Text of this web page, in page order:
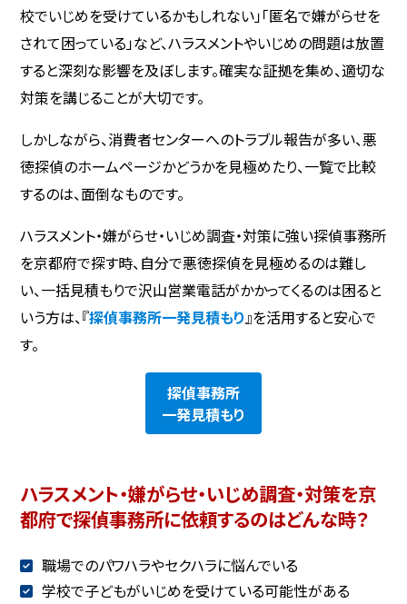
校でいじめを受けているかもしれない」「匿名で嫌がらせを
されて困っている」など、ハラスメントやいじめの問題は放置
すると深刻な影響を及ぼします。確実な証拠を集め、適切な
対策を講じることが大切です。
しかしながら、消費者センターへのトラブル報告が多い、悪
徳探偵のホームページかどうかを見極めたり、一覧で比較
するのは、面倒なものです。
ハラスメント・嫌がらせ・いじめ調査・対策に強い探偵事務所
を京都府で探す時、自分で悪徳探偵を見極めるのは難し
い、一括見積もりで沢山営業電話がかかってくるのは困ると
いう方は、『探偵事務所一発見積もり 』を活用すると安心で
す。
探偵事務所
一発見積もり
ハラスメント・嫌がらせ・いじめ調査・対策を京
都府で探偵事務所に依頼するのはどんな時？
職場でのパワハラやセクハラに悩んでいる
学校で子どもがいじめを受けている可能性がある